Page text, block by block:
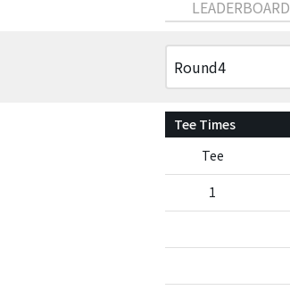
LEADERBOARD
Tee Times
Tee
1